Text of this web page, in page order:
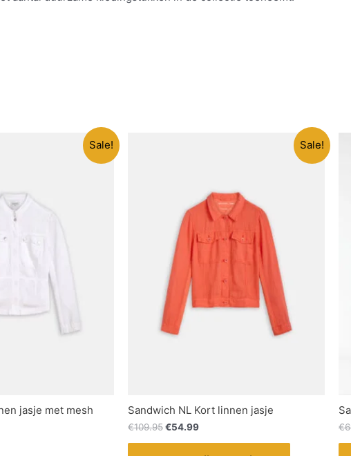
Sale!
jasje met mesh
Sale!
Sandwich NL Kort linnen jasje
€109.95€54.99 €